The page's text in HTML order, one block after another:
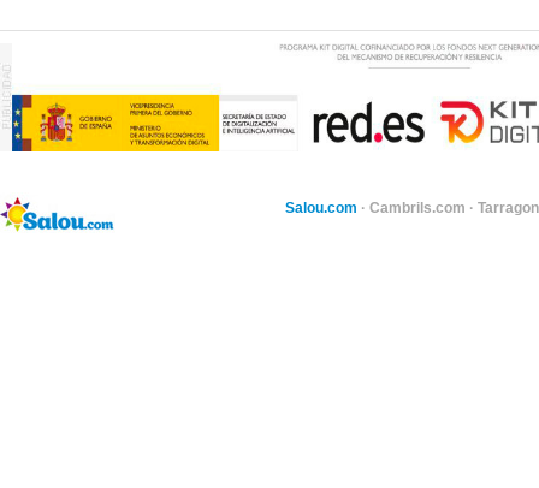
Salou.com · Cambrils.com ·